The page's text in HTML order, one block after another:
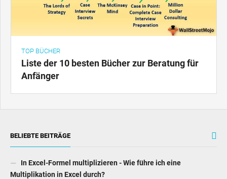
TOP BÜCHER
Liste der 10 besten Bücher zur Beratung für
Anfänger
BELIEBTE BEITRÄGE
In Excel-Formel multiplizieren - Wie führe ich eine
Multiplikation in Excel durch?